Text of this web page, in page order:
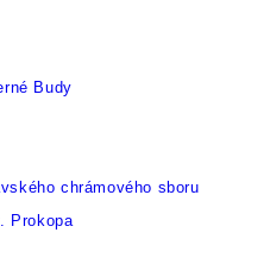
Budy
chrámového sboru
Prokopa